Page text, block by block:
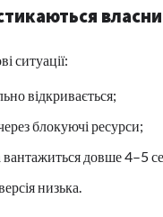
ситуації:
відкривається;
блокуючі ресурси;
вантажиться довше 4–5
низька.